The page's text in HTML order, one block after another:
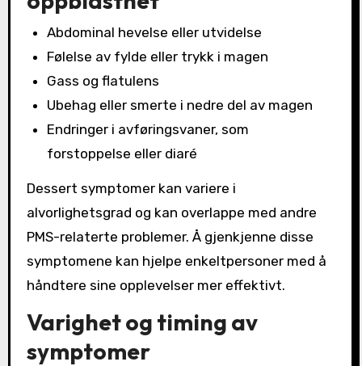
Abdominal hevelse eller utvidelse
Følelse av fylde eller trykk i magen
Gass og flatulens
Ubehag eller smerte i nedre del av magen
Endringer i avføringsvaner, som
forstoppelse eller diaré
Dessert symptomer kan variere i
alvorlighetsgrad og kan overlappe med andre
PMS-relaterte problemer. Å gjenkjenne disse
symptomene kan hjelpe enkeltpersoner med å
håndtere sine opplevelser mer effektivt.
Varighet og timing av
symptomer